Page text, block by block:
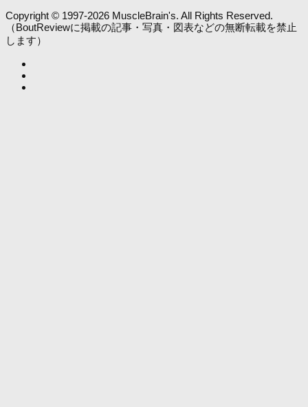
Copyright © 1997-2026 MuscleBrain's. All Rights Reserved.
（BoutReviewに掲載の記事・写真・図表などの無断転載を禁止
します）